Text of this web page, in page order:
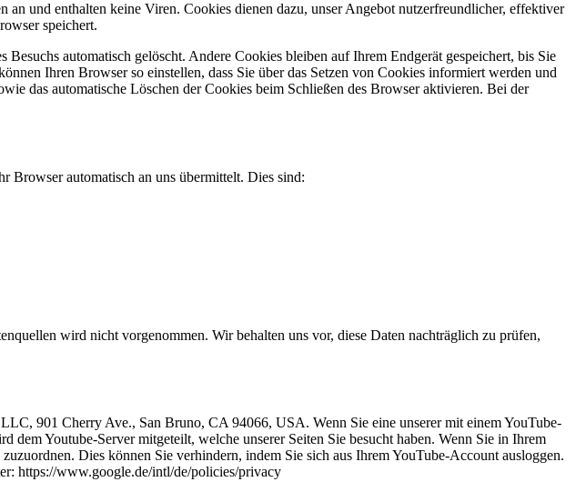
und enthalten keine Viren. Cookies dienen dazu, unser Angebot nutzerfreundlicher, effektiver
speichert.
automatisch gelöscht. Andere Cookies bleiben auf Ihrem Endgerät gespeichert, bis Sie
Ihren Browser so einstellen, dass Sie über das Setzen von Cookies informiert werden und
das automatische Löschen der Cookies beim Schließen des Browser aktivieren. Bei der
Browser automatisch an uns übermittelt. Dies sind:
wird nicht vorgenommen. Wir behalten uns vor, diese Daten nachträglich zu prüfen,
901 Cherry Ave., San Bruno, CA 94066, USA. Wenn Sie eine unserer mit einem YouTube-
dem Youtube-Server mitgeteilt, welche unserer Seiten Sie besucht haben. Wenn Sie in Ihrem
Dies können Sie verhindern, indem Sie sich aus Ihrem YouTube-Account ausloggen.
https://www.google.de/intl/de/policies/privacy